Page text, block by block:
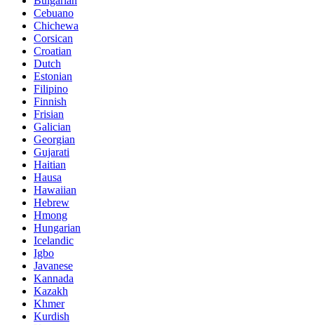
Cebuano
Chichewa
Corsican
Croatian
Dutch
Estonian
Filipino
Finnish
Frisian
Galician
Georgian
Gujarati
Haitian
Hausa
Hawaiian
Hebrew
Hmong
Hungarian
Icelandic
Igbo
Javanese
Kannada
Kazakh
Khmer
Kurdish